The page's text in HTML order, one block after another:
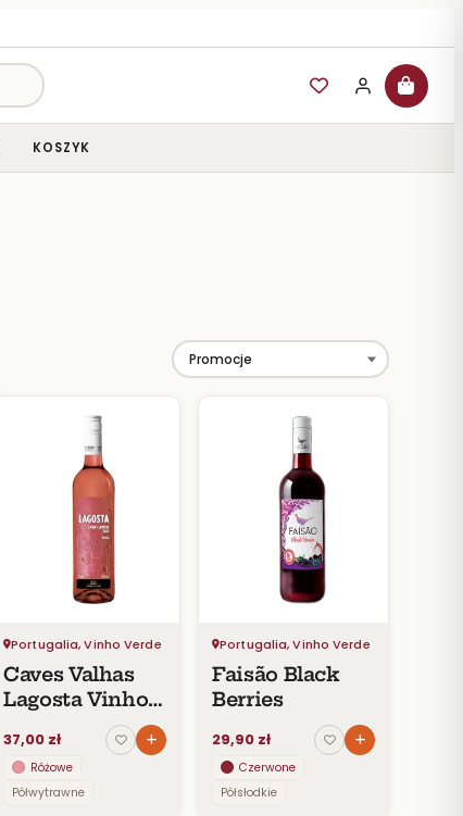
KOSZYK
Portugalia, Vinho Verde
Caves Valhas
Lagosta Vinho
Verde DOC
Rosé
37,00 zł
Różowe
Półwytrawne
Portugalia, Vinho Verde
Faisão Black
Berries
29,90 zł
Czerwone
Półsłodkie